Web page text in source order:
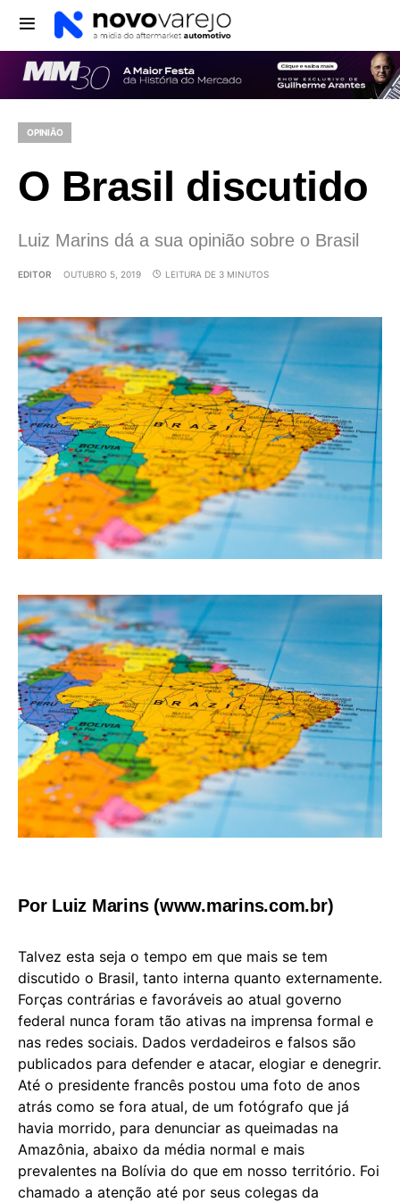
OPINIÃO
O Brasil discutido
Luiz Marins dá a sua opinião sobre o Brasil
EDITOR OUTUBRO 5, 2019 LEITURA DE 3 MINUTOS
Por Luiz Marins (www.marins.com.br)
Talvez esta seja o tempo em que mais se tem
discutido o Brasil, tanto interna quanto externamente.
Forças contrárias e favoráveis ao atual governo
federal nunca foram tão ativas na imprensa formal e
nas redes sociais. Dados verdadeiros e falsos são
publicados para defender e atacar, elogiar e denegrir.
Até o presidente francês postou uma foto de anos
atrás como se fora atual, de um fotógrafo que já
havia morrido, para denunciar as queimadas na
Amazônia, abaixo da média normal e mais
prevalentes na Bolívia do que em nosso território. Foi
chamado a atenção até por seus colegas da